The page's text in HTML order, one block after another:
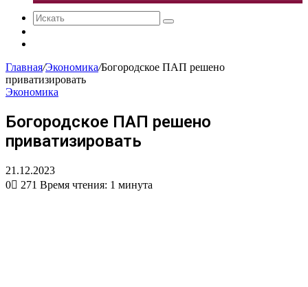
Искать
Главная/Экономика/Богородское ПАП решено
приватизировать
Экономика
Богородское ПАП решено
приватизировать
21.12.2023
0
271 Время чтения: 1 минута